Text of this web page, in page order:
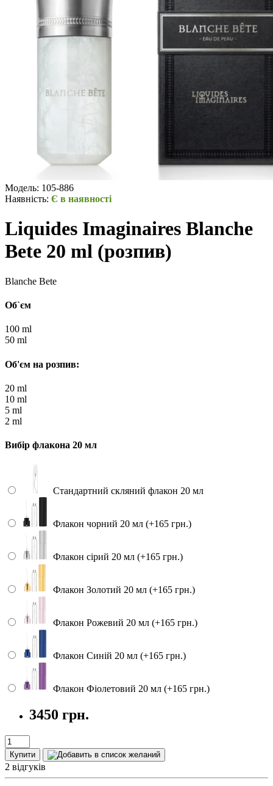
Модель: 105-886
Наявність: Є в наявності
Liquides Imaginaires Blanche
Bete 20 ml (розпив)
Blanche Bete
Об`єм
100 ml
50 ml
Об'єм на розпив:
20 ml
10 ml
5 ml
2 ml
Вибір флакона 20 мл
Стандартний скляний флакон 20 мл
Флакон чорний 20 мл (+165 грн.)
Флакон сірий 20 мл (+165 грн.)
Флакон Золотий 20 мл (+165 грн.)
Флакон Рожевий 20 мл (+165 грн.)
Флакон Синій 20 мл (+165 грн.)
Флакон Фіолетовий 20 мл (+165 грн.)
3450 грн.
Купити
2 відгуків